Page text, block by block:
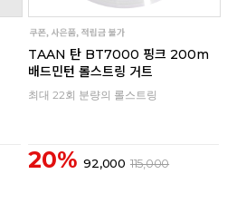
TAAN 탄 BT7000 핑크 200m
배드민턴 롤스트링 거트
최대 22회 분량의 롤스트링
20% 92,000 115,000